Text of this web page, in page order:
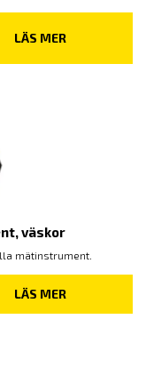
LÄS MER
väskor
mätinstrument.
LÄS MER